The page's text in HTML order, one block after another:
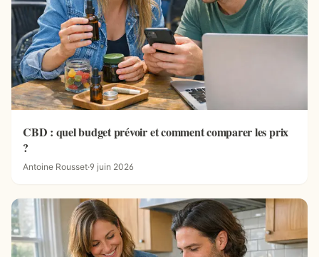
CBD : quel budget prévoir et comment comparer les prix
?
Antoine Rousset·9 juin 2026